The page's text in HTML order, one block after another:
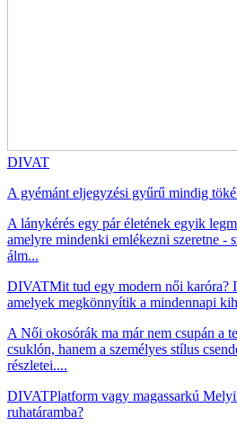
DIVAT
A gyémánt eljegyzési gyűrű mindig
A lánykérés egy pár életének egyik
amelyre mindenki emlékezni szeretne -
álm...
DIVATMit tud egy modern női karóra?
amelyek megkönnyítik a mindennapi
A Női okosórák ma már nem csupán a
csuklón, hanem a személyes stílus
részletei....
DIVATPlatform vagy magassarkú
ruhatáramba?